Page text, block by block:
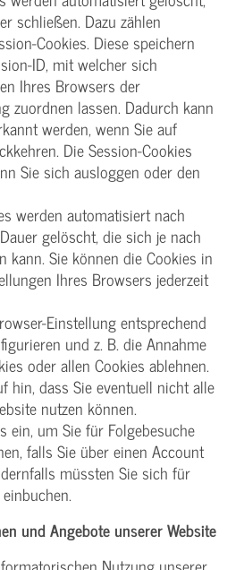
schließen. Dazu zählen
Cookies. Diese speichern
ID, mit welcher sich
Ihres Browsers der
zuordnen lassen. Dadurch kann
werden, wenn Sie auf
Die Session-Cookies
Sie sich ausloggen oder den
werden automatisiert nach
gelöscht, die sich je nach
kann. Sie können die Cookies in
Ihres Browsers jederzeit
Einstellung entsprechend
und z. B. die Annahme
oder allen Cookies ablehnen.
hin, dass Sie eventuell nicht alle
nutzen können.
ein, um Sie für Folgebesuche
falls Sie über einen Account
müssten Sie sich für
und Angebote unserer Website